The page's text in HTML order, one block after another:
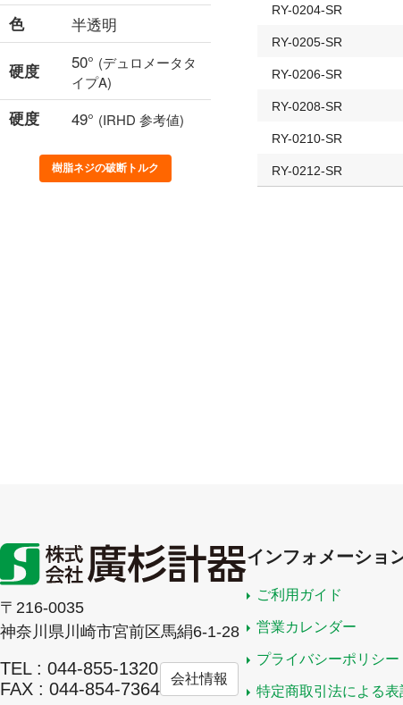
色 半透明
硬度 50° (デュロメータタ
イプA)
硬度 49° (IRHD 参考値)
樹脂ネジの破断トルク
RY-0204-SR
RY-0205-SR
RY-0206-SR
RY-0208-SR
RY-0210-SR
RY-0212-SR
〒216-0035
神奈川県川崎市宮前区馬絹6-1-28
TEL : 044-855-1320
FAX : 044-854-7364
会社情報
インフォメーショ
ご利用ガイド
営業カレンダー
プライバシーポリシー
特定商取引法による表